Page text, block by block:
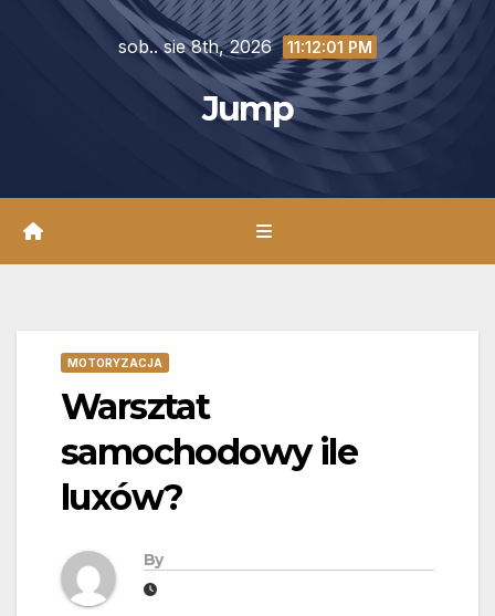
sob.. sie 8th, 2026 11:12:02 PM
Jump
MOTORYZACJA
Warsztat
samochodowy ile
luxów?
By